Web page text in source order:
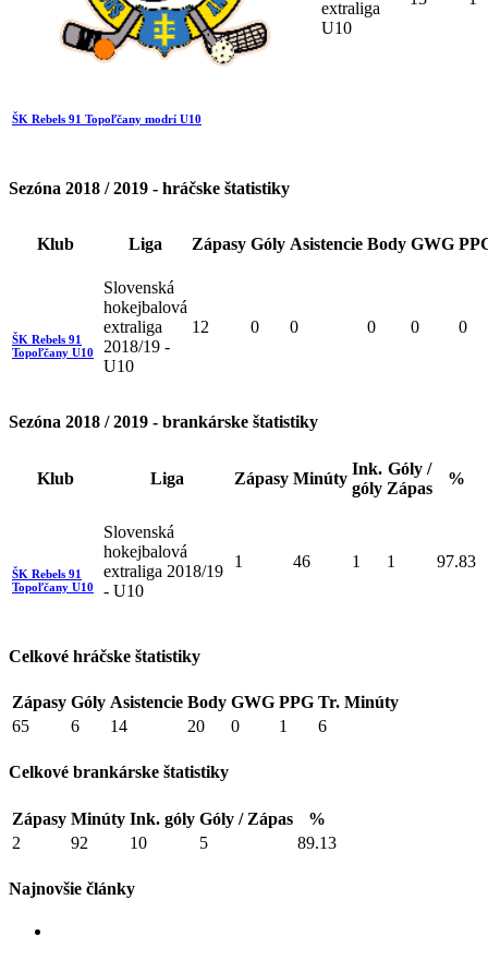
ŠK Rebels 91 Topoľčany modrí U10
extraliga
U10
Sezóna 2018 / 2019 - hráčske štatistiky
Klub Liga Zápasy Góly Asistencie Body GWG
ŠK Rebels 91
Topoľčany U10
Slovenská
hokejbalová
extraliga
2018/19 -
U10
12 0 0 0 0 0
Sezóna 2018 / 2019 - brankárske štatistiky
Klub Liga Zápasy Minúty
Ink.
góly
Góly /
Zápas
%
ŠK Rebels 91
Topoľčany U10
Slovenská
hokejbalová
extraliga 2018/19
- U10
1 46 1 1 97.83
Celkové hráčske štatistiky
Zápasy Góly Asistencie Body GWG PPG Tr. Minúty
65
6 14 20 0 1 6
Celkové brankárske štatistiky
Zápasy Minúty Ink. góly Góly / Zápas
%
2
92 10 5 89.13
Najnovšie články